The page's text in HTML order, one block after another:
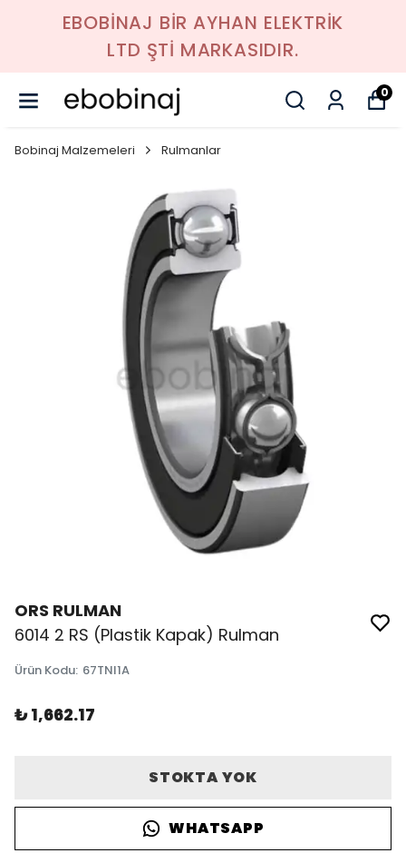
EBOBİNAJ BİR AYHAN ELEKTRİK
LTD ŞTİ MARKASIDIR.
0
Bobinaj Malzemeleri Rulmanlar
ORS RULMAN
6014 2 RS (Plastik Kapak) Rulman
Ürün Kodu: 67TNI1A
₺ 1,662.17
STOKTA YOK
WHATSAPP